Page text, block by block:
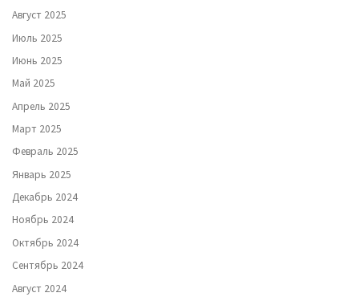
Август 2025
Июль 2025
Июнь 2025
Май 2025
Апрель 2025
Март 2025
Февраль 2025
Январь 2025
Декабрь 2024
Ноябрь 2024
Октябрь 2024
Сентябрь 2024
Август 2024